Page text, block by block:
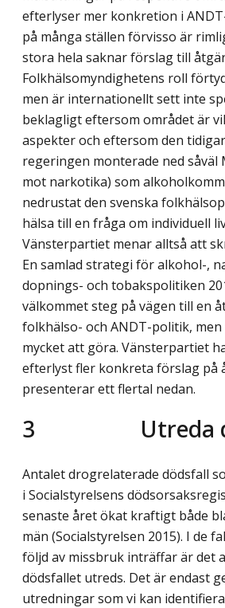
efterlyser mer konkretion i
på många ställen förvisso är
stora hela saknar förslag till
Folkhälsomyndighetens roll
men är internationellt sett inte
beklagligt eftersom området är
aspekter och eftersom den
regeringen monterade ned såväl
mot narkotika) som
nedrustat den svenska
hälsa till en fråga om individuell
Vänsterpartiet menar alltså att
En samlad strategi för alkohol-,
dopnings- och tobakspolitiken
välkommet steg på vägen till en
folkhälso- och ANDT-politik,
mycket att göra. Vänsterpartiet
efterlyst fler konkreta förslag på
presenterar ett flertal nedan.
3 Utreda
Antalet drogrelaterade dödsfall
i Socialstyrelsens
senaste året ökat kraftigt både
män (Socialstyrelsen 2015). I de
följd av missbruk inträffar är det
dödsfallet utreds. Det är endast
utredningar som vi kan